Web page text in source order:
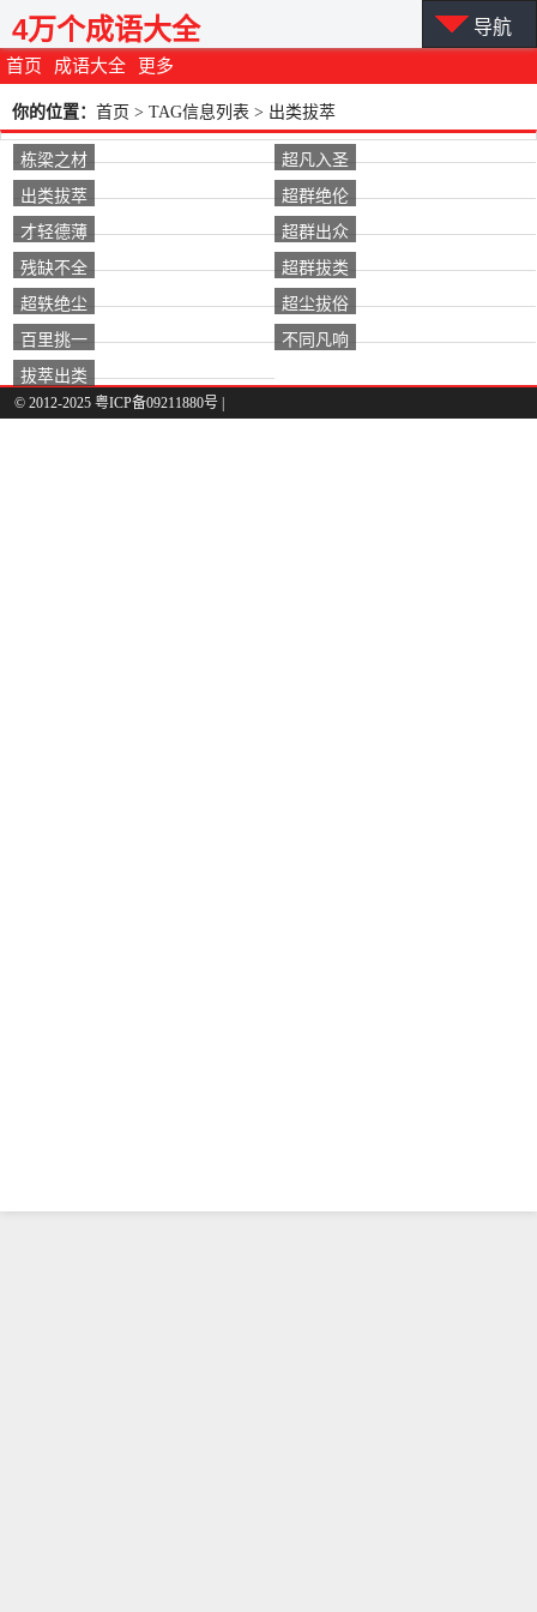
首页 成语大全 更多
4万个成语大全 导航
你的位置： 首页 > TAG信息列表 > 出类拔萃
栋梁之材
超凡入圣
出类拔萃
超群绝伦
才轻德薄
超群出众
残缺不全
超群拔类
超轶绝尘
超尘拔俗
百里挑一
不同凡响
拔萃出类
© 2012-2025 粤ICP备09211880号 |